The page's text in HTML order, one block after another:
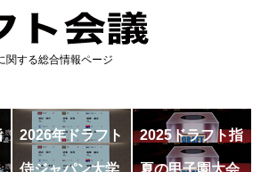
関する総合情報ページ
2026年ドラフト
候補
2025ドラフト指
名一覧
侍ジャパン大学
夏の甲子園大会